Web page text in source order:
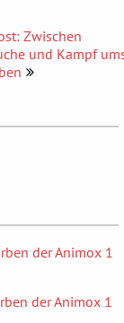
Zwischen
und Kampf
der Animox 1
der Animox 1